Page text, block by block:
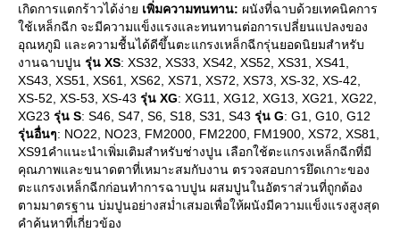
เกิดการแตกร้าวได้ง่า เพิ่มความทนทาน: ผนังที่ฉาบด้วยเทคนิคการ
ช้เหล็กฉีก จะมีความแข็งแรงและทนทานต่อการเปลี่ยนแปลงของ
อุณหภูมิ และความชื้นได้ดีขึ้นตะแกรงเหล็กฉีกรุ่นยอดนิยมสำหรับ
งานฉาบปูน รุ่น XS: XS32, XS33, XS42, XS52, XS31, XS41,
XS43, XS51, XS61, XS62, XS71, XS72, XS73, XS-32, XS-42,
XS-52, XS-53, XS-43 รุ่น XG: XG11, XG12, XG13, XG21, XG22,
XG23 รุ่น S: S46, S47, S6, S18, S31, S43 รุ่น G: G1, G10, G12
รุ่นอื่นๆ: NO22, NO23, FM2000, FM2200, FM1900, XS72, XS81,
XS91คำแนะนำเพิ่มเติมสำหรับช่างปูน เลือกใช้ตะแกรงเหล็กฉีกที่มี
คุณภาพและขนาดตาที่เหมาะสมกับงาน ตรวจสอบการยึดเกาะของ
ตะแกรงเหล็กฉีกก่อนทำการฉาบปูน ผสมปูนในอัตราส่วนที่ถูกต้อง
ตามมาตรฐาน บ่มปูนอย่างสม่ำเสมอเพื่อให้ผนังมีความแข็งแรงสูงสุด
คำค้นหาที่เกี่ยวข้อง